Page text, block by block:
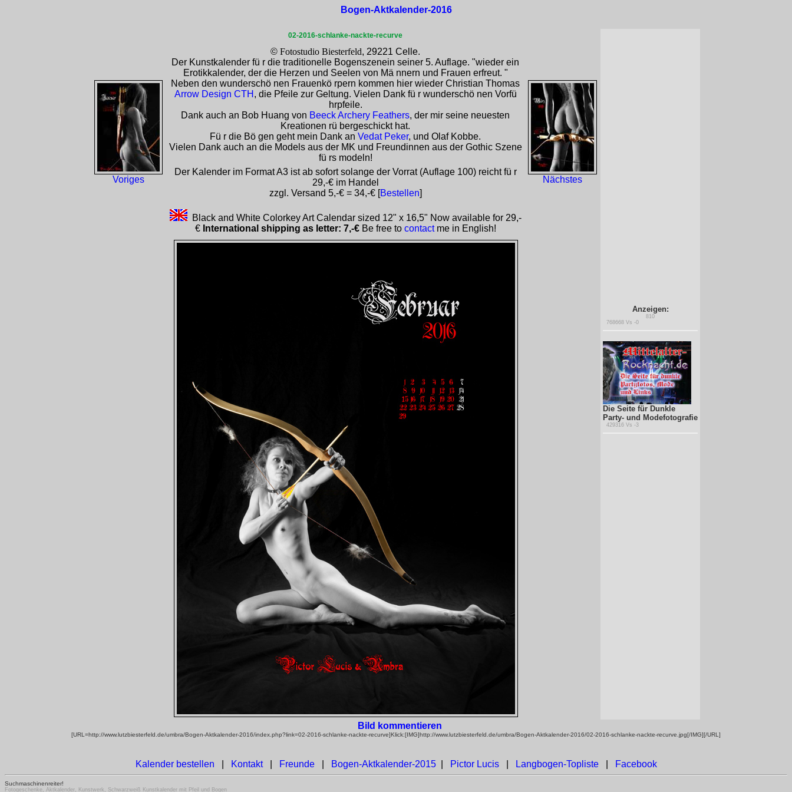
Bogen-Aktkalender-2016
Voriges
02-2016-schlanke-nackte-recurve
© Fotostudio Biesterfeld, 29221 Celle.
Der Kunstkalender fü r die traditionelle Bogenszenein seiner 5. Auflage. "wieder ein
Erotikkalender, der die Herzen und Seelen von Mä nnern und Frauen erfreut. "
Neben den wunderschö nen Frauenkö rpern kommen hier wieder Christian Thomas
Arrow Design CTH , die Pfeile zur Geltung. Vielen Dank fü r wunderschö nen Vorfü
hrpfeile.
Dank auch an Bob Huang von Beeck Archery Feathers, der mir seine neuesten
Kreationen rü bergeschickt hat.
Fü r die Bö gen geht mein Dank an Vedat Peker, und Olaf Kobbe.
Vielen Dank auch an die Models aus der MK und Freundinnen aus der Gothic Szene
fü rs modeln!
Der Kalender im Format A3 ist ab sofort solange der Vorrat (Auflage 100) reicht fü r
29,-€ im Handel
zzgl. Versand 5,-€ = 34,-€ [Bestellen]
Black and White Colorkey Art Calendar sized 12" x 16,5" Now available for 29,-
€ International shipping as letter: 7,-€ Be free to contactme in English!
Nächstes
Anzeigen:
810
768668 Vs -0
Die Seite für Dunkle
Party- und Modefotografie
429316 Vs -3
Bild kommentieren
[URL=http://www.lutzbiesterfeld.de/umbra/Bogen-Aktkalender-2016/index.php?link=02-2016-schlanke-nackte-recurve]Klick:[IMG]http://www.lutzbiesterfeld.de/umbra/Bogen-Aktkalender-2016/02-2016-schlanke-nackte-recurve.jpg[/IMG][/URL]
Kalender bestellen Kontakt| Freunde| Bogen-Aktkalender-2015| Pictor Lucis| Langbogen-Topliste| Facebook
Suchmaschinenreiter!
Fotogeschenke, Aktkalender, Kunstwerk, Schwarzweiß Kunstkalender mit Pfeil und Bogen